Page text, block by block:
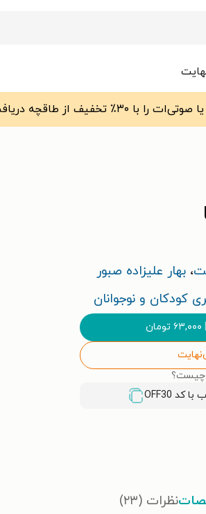
، بهار علیزاده صبور
کودکان و نوجوانان
۶۳,۰۰۰ تومان
چیست؟
OFF30
نظرات (۲۳)